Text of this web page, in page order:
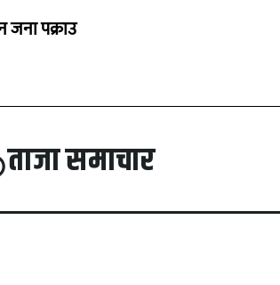
जना पक्राउ
ताजा समाचार